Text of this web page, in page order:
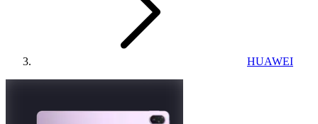
HUAWEI